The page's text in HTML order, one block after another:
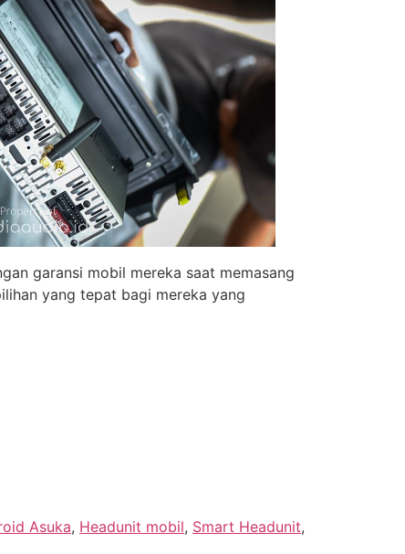
garansi mobil mereka saat memasang
yang tepat bagi mereka yang
Asuka, Headunit mobil, Smart Headunit,